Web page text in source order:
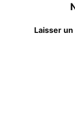
Laisser